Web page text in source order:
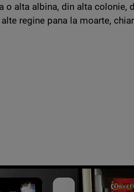
o alta albina, din alta colonie,
regine pana la moarte,